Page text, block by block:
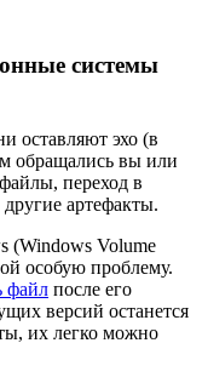
системы
оставляют эхо (в
обращались вы или
переход в
артефакты.
(Windows Volume
особую проблему.
файл после его
версий останется
их легко можно